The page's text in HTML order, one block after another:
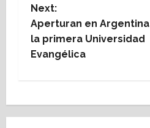
t
n
a
i
Next:
Aperturan en Argentina
la primera Universidad
Evangélica